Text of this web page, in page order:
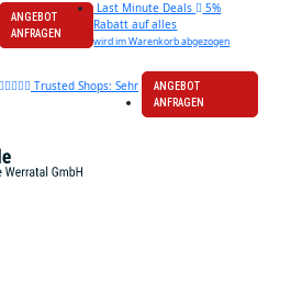
ANGEBOT
ANFRAGEN
Last Minute Deals
5%
Rabatt auf alles
wird im Warenkorb abgezogen
Trusted Shops: Sehr
ANGEBOT
ANFRAGEN